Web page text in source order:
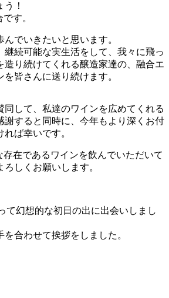
！
す。
でいきたいと思います。
継続可能な実生活をして、我々に飛っ
造り続けてくれる醸造家達の、融合エ
皆さんに送り続けます。
同して、私達のワインを広めてくれる
謝すると同時に、今年もより深くお付
ば幸いです。
存在であるワインを飲んでいただいて
しくお願いします。
て幻想的な初日の出に出会いしまし
合わせて挨拶をしました。